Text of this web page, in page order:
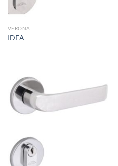
VERONA
IDEA